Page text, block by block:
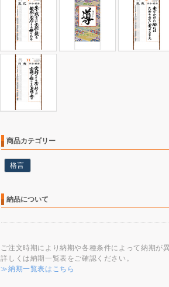
商品カテゴリー
格言
納品について
ご注文時期により納期や各種条件によって納期が
詳しくは納期一覧表をご確認ください。
≫納期一覧表はこちら